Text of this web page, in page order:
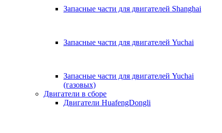
Запасные части для двигателей Shanghai
Запасные части для двигателей Yuchai
Запасные части для двигателей Yuchai
(газовых)
Двигатели в сборе
Двигатели HuafengDongli